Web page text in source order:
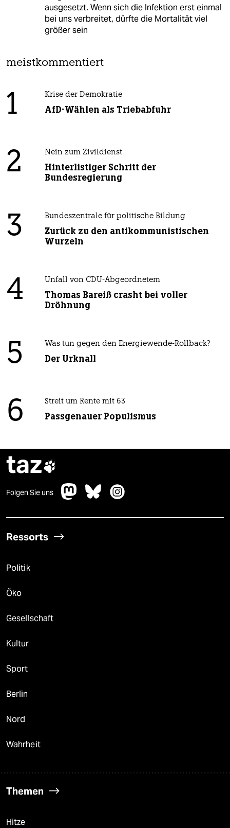
ausgesetzt. Wenn sich die Infektion erst einmal
bei uns verbreitet, dürfte die Mortalität viel
größer sein
meistkommentiert
1 Krise der Demokratie
AfD-Wählen als Triebabfuhr
2 Nein zum Zivildienst
Hinterlistiger Schritt der
Bundesregierung
3 Bundeszentrale für politische Bildung
Zurück zu den antikommunistischen
Wurzeln
4 Unfall von CDU-Abgeordnetem
Thomas Bareiß crasht bei voller
Dröhnung
5 Was tun gegen den Energiewende-Rollback?
Der Urknall
6 Streit um Rente mit 63
Passgenauer Populismus
taz
Folgen Sie uns
Ressorts
Politik
Öko
Gesellschaft
Kultur
Sport
Berlin
Nord
Wahrheit
Themen
Hitze